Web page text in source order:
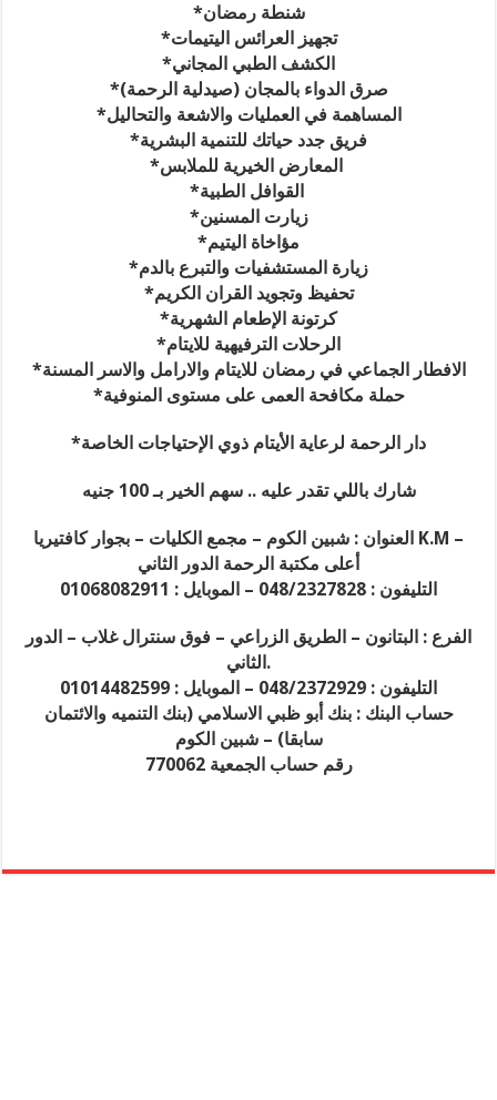
*شنطة رمضان
*تجهيز العرائس اليتيمات
*الكشف الطبي المجاني
*صرق الدواء بالمجان (صيدلية الرحمة)
*المساهمة في العمليات والاشعة والتحاليل
*فريق جدد حياتك للتنمية البشرية
*زيارت المسنين
*مؤاخاة اليتيم
*زيارة المستشفيات والتبرع بالدم
*تحفيظ وتجويد القران الكريم
*كرتونة الإطعام الشهرية
*الرحلات الترفيهية للايتام
*الافطار الجماعي في رمضان للايتام والارامل والاسر المسنة
*حملة مكافحة العمى على مستوى المنوفية
*دار الرحمة لرعاية الأيتام ذوي الإحتياجات الخاصة
شارك باللي تقدر عليه .. سهم الخير بـ 100 جنيه
العنوان : شبين الكوم – مجمع الكليات – بجوار كافتيريا K.M –
أعلى مكتبة الرحمة الدور الثاني
التليفون : 048/2327828 – الموبايل : 01068082911
الفرع : البتانون – الطريق الزراعي – فوق سنترال غلاب – الدور
الثاني.
التليفون : 048/2372929 – الموبايل : 01014482599
حساب البنك : بنك أبو ظبي الاسلامي (بنك التنميه والائتمان
سابقا) – شبين الكوم
رقم حساب الجمعية 770062